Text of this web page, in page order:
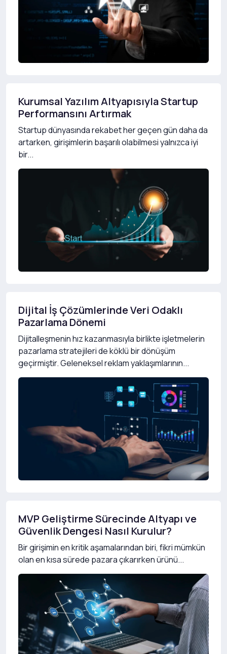
Kurumsal Yazılım Altyapısıyla Startup
Performansını Artırmak
Startup dünyasında rekabet her geçen gün daha da
artarken, girişimlerin başarılı olabilmesi yalnızca iyi
bir...
Dijital İş Çözümlerinde Veri Odaklı
Pazarlama Dönemi
Dijitalleşmenin hız kazanmasıyla birlikte işletmelerin
pazarlama stratejileri de köklü bir dönüşüm
geçirmiştir. Geleneksel reklam yaklaşımlarının...
MVP Geliştirme Sürecinde Altyapı ve
Güvenlik Dengesi Nasıl Kurulur?
Bir girişimin en kritik aşamalarından biri, fikri mümkün
olan en kısa sürede pazara çıkarırken ürünü...